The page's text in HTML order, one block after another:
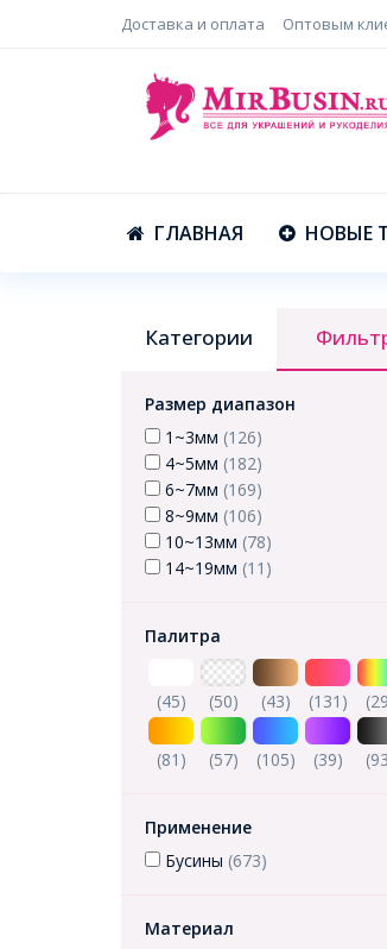
Доставка и оплата Оптовым
ГЛАВНАЯ НОВЫЕ
Категории
Размер диапазон
1~3мм (126)
4~5мм (182)
6~7мм (169)
8~9мм (106)
10~13мм (78)
14~19мм (11)
Палитра
(45) (50) (43) (131)
(81) (57) (105) (39)
Применение
Бусины (673)
Материал